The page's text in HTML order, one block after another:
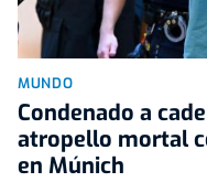
MUNDO
Condenado a
atropello mortal
en Múnich